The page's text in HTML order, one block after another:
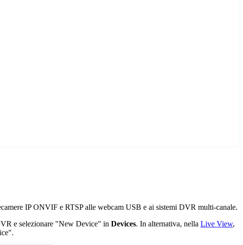
IP ONVIF e RTSP alle webcam USB e ai sistemi DVR multi-canale.
e selezionare "New Device" inDevices. In alternativa, nellaLive View,